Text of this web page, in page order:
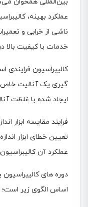
عملکرد بهینه،
ناشی از خرابی و
خدمات با کیفیت
کالیبراسیون
گیری یک آنالیت
ایجاد شده با غلظت
فرایند مقایسه ابزار
تعیین خطای ابزار
عملکرد آن
دوره های
اساس الگوی زیر است؛